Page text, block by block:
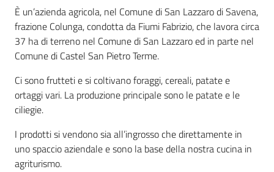
Novità
Servizi
Leggi atti bandi
Piani programmi
progetti
Descrizione
È un’azienda agricola, nel Comune di San Lazzaro di Savena,
frazione Colunga, condotta da Fiumi Fabrizio, che lavora circa
37 ha di terreno nel Comune di San Lazzaro ed in parte nel
Comune di Castel San Pietro Terme.
Ci sono frutteti e si coltivano foraggi, cereali, patate e
ortaggi vari. La produzione principale sono le patate e le
ciliegie.
I prodotti si vendono sia all’ingrosso che direttamente in
uno spaccio aziendale e sono la base della nostra cucina in
agriturismo.